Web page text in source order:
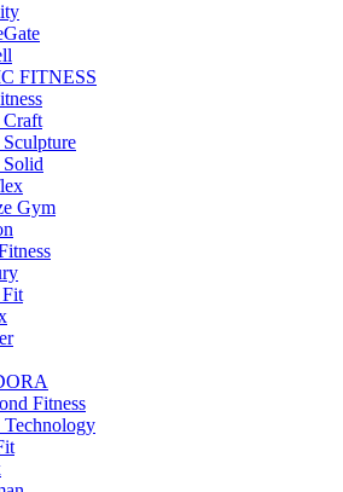
FITNESS
Gym
Fit
Fitness